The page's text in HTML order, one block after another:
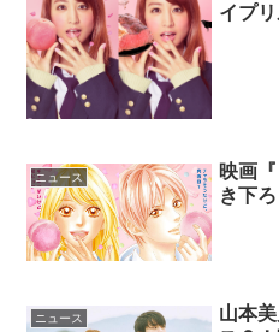
イプリ
ニュース
映画
き下
ニュース
山本